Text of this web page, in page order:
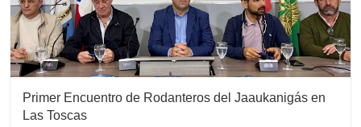
Primer Encuentro de Rodanteros del Jaaukanigás en
Las Toscas